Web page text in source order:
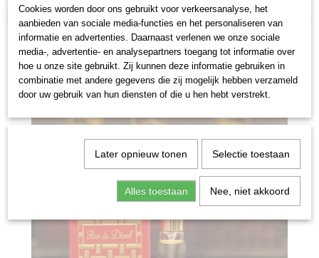
Flacon 8 ml.
Cookies worden door ons gebruikt voor verkeersanalyse, het
aanbieden van sociale media-functies en het personaliseren van
informatie en advertenties. Daarnaast verlenen we onze sociale
media-, advertentie- en analysepartners toegang tot informatie over
hoe u onze site gebruikt. Zij kunnen deze informatie gebruiken in
combinatie met andere gegevens die zij mogelijk hebben verzameld
door uw gebruik van hun diensten of die u hen hebt verstrekt.
Later opnieuw tonen Selectie toestaan
Alles toestaan Nee, niet akkoord